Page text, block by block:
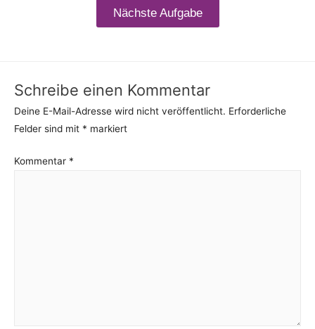
Nächste Aufgabe
Schreibe einen Kommentar
Deine E-Mail-Adresse wird nicht veröffentlicht. Erforderliche
Felder sind mit * markiert
Kommentar *